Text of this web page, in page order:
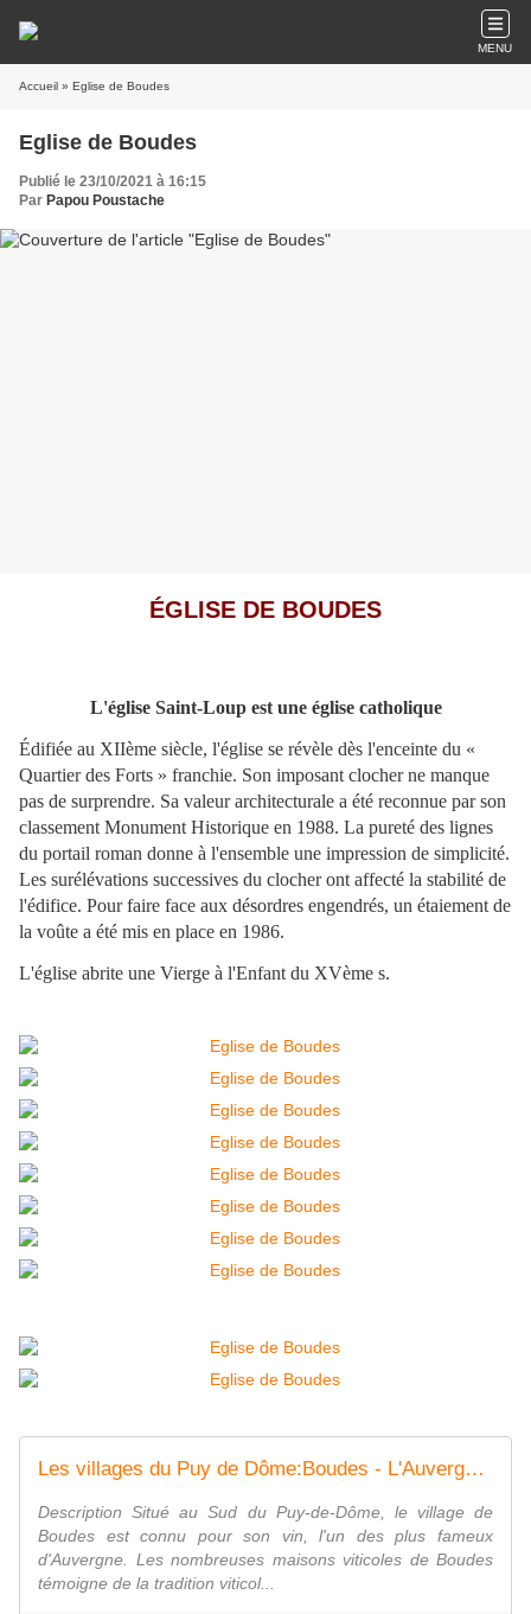
MENU
Accueil » Eglise de Boudes
Eglise de Boudes
Publié le 23/10/2021 à 16:15
Par Papou Poustache
ÉGLISE DE BOUDES
L'église Saint-Loup est une église catholique
Édifiée au XIIème siècle, l'église se révèle dès l'enceinte du «
Quartier des Forts » franchie. Son imposant clocher ne manque
pas de surprendre. Sa valeur architecturale a été reconnue par son
classement Monument Historique en 1988. La pureté des lignes
du portail roman donne à l'ensemble une impression de simplicité.
Les surélévations successives du clocher ont affecté la stabilité de
l'édifice. Pour faire face aux désordres engendrés, un étaiement de
la voûte a été mis en place en 1986.
L'église abrite une Vierge à l'Enfant du XVème s.
Les villages du Puy de Dôme:Boudes - L'Auvergne Vue par Papou Poustache
Description Situé au Sud du Puy-de-Dôme, le village de
Boudes est connu pour son vin, l'un des plus fameux
d'Auvergne. Les nombreuses maisons viticoles de Boudes
témoigne de la tradition viticol...